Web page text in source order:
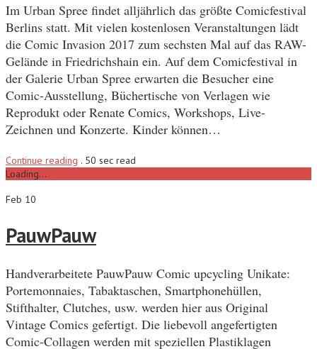
Im Urban Spree findet alljährlich das größte Comicfestival
Berlins statt. Mit vielen kostenlosen Veranstaltungen lädt
die Comic Invasion 2017 zum sechsten Mal auf das RAW-
Gelände in Friedrichshain ein. Auf dem Comicfestival in
der Galerie Urban Spree erwarten die Besucher eine
Comic-Ausstellung, Büchertische von Verlagen wie
Reprodukt oder Renate Comics, Workshops, Live-
Zeichnen und Konzerte. Kinder können…
Continue reading . 50 sec read
Loading...
Feb 10
PauwPauw
Handverarbeitete PauwPauw Comic upcycling Unikate:
Portemonnaies, Tabaktaschen, Smartphonehüllen,
Stifthalter, Clutches, usw. werden hier aus Original
Vintage Comics gefertigt. Die liebevoll angefertigten
Comic-Collagen werden mit speziellen Plastiklagen